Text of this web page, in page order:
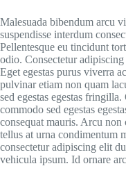
Malesuada bibendum arcu
suspendisse interdum
Pellentesque eu tincidunt
odio. Consectetur
Eget egestas purus viverra
pulvinar etiam non quam
sed egestas egestas
commodo sed egestas
consequat mauris. Arcu
tellus at urna condimentum
consectetur adipiscing elit
vehicula ipsum. Id ornare